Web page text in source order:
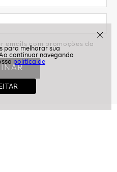
politíca de
emails com promoções da